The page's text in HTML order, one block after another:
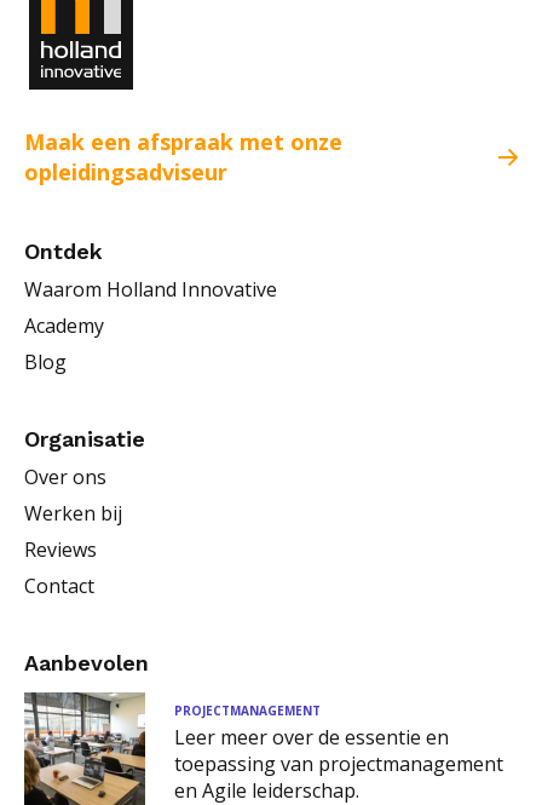
Maak een afspraak met onze
opleidingsadviseur
Ontdek
Waarom Holland Innovative
Academy
Blog
Organisatie
Over ons
Werken bij
Reviews
Contact
Aanbevolen
PROJECTMANAGEMENT
Leer meer over de essentie en
toepassing van projectmanagement
en Agile leiderschap.